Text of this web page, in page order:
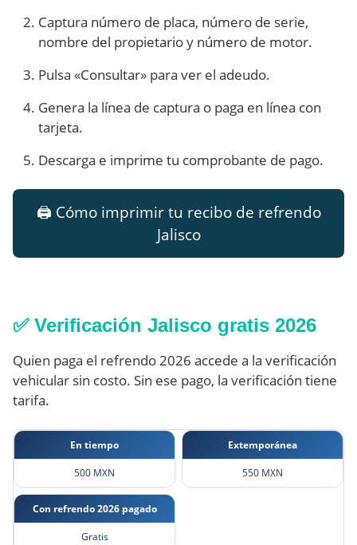
Captura número de placa, número de serie,
nombre del propietario y número de motor.
Pulsa «Consultar» para ver el adeudo.
Genera la línea de captura o paga en línea con
tarjeta.
Descarga e imprime tu comprobante de pago.
🖨️ Cómo imprimir tu recibo de refrendo
Jalisco
✅ Verificación Jalisco gratis 2026
Quien paga el refrendo 2026 accede a la verificación
vehicular sin costo. Sin ese pago, la verificación tiene
tarifa.
En tiempo
500 MXN
Extemporánea
550 MXN
Con refrendo 2026 pagado
Gratis